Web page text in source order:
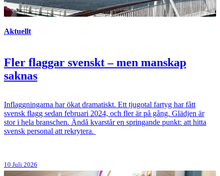
Aktuellt
Fler flaggar svenskt – men manskap
saknas
Inflaggningarna har ökat dramatiskt. Ett tjugotal fartyg har fått
svensk flagg sedan februari 2024, och fler är på gång. Glädjen är
stor i hela branschen. Ändå kvarstår en springande punkt: att hitta
svensk personal att rekrytera.
10 Juli 2026